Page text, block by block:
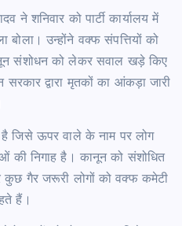
ने शनिवार को पार्टी कार्यालय में
बोला। उन्होंने वक्फ संपत्तियों को
संशोधन को लेकर सवाल खड़े किए
द्वारा मृतकों का आंकड़ा जारी
जिसे ऊपर वाले के नाम पर लोग
की निगाह है। कानून को संशोधित
कुछ गैर जरूरी लोगों को वक्फ कमेटी
हैं।